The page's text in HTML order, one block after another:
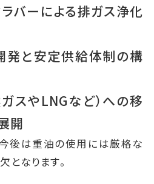
バーによる排ガス浄化
と安定供給体制の構
スやLNGなど）への移
開
後は重油の使用には厳格な
なります。